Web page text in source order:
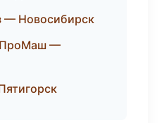
— Новосибирск
ПроМаш —